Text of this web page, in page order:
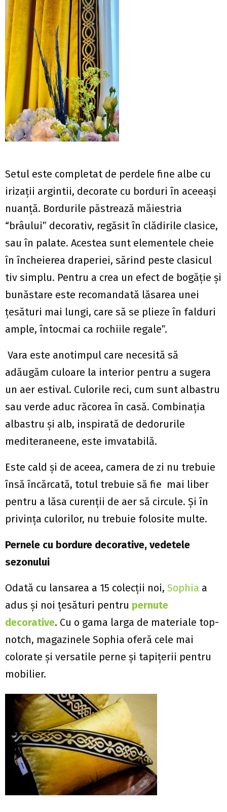
Setul este completat de perdele fine albe cu
irizaţii argintii, decorate cu borduri în aceeaşi
nuanţă. Bordurile păstrează măiestria
“brâului” decorativ, regăsit în clădirile clasice,
sau în palate. Acestea sunt elementele cheie
în încheierea draperiei, sărind peste clasicul
tiv simplu. Pentru a crea un efect de bogăţie şi
bunăstare este recomandată lăsarea unei
ţesături mai lungi, care să se plieze în falduri
ample, întocmai ca rochiile regale”.
Vara este anotimpul care necesită să
adăugăm culoare la interior pentru a sugera
un aer estival. Culorile reci, cum sunt albastru
sau verde aduc răcorea în casă. Combinaţia
albastru şi alb, inspirată de dedorurile
mediteraneene, este imvatabilă.
Este cald şi de aceea, camera de zi nu trebuie
însă încărcată, totul trebuie să fie mai liber
pentru a lăsa curenţii de aer să circule. Şi în
privinţa culorilor, nu trebuie folosite multe.
Pernele cu bordure decorative, vedetele
sezonului
Odată cu lansarea a 15 colecţii noi, Sophia a
adus şi noi ţesături pentru pernute
decorative. Cu o gama larga de materiale top-
notch, magazinele Sophia oferă cele mai
colorate şi versatile perne şi tapiţerii pentru
mobilier.